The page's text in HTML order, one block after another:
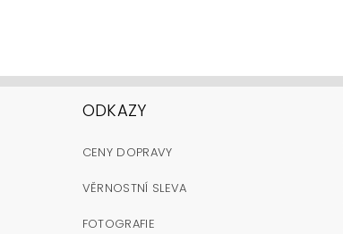
ODKAZY
CENY DOPRAVY
VĚRNOSTNÍ SLEVA
FOTOGRAFIE